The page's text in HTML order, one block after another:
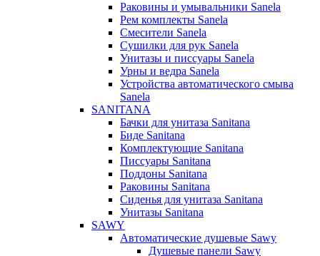
Раковины и умывальники Sanela
Рем комплекты Sanela
Смесители Sanela
Сушилки для рук Sanela
Унитазы и писсуары Sanela
Урны и ведра Sanela
Устройства автоматического смыва
Sanela
SANITANA
Бачки для унитаза Sanitana
Биде Sanitana
Комплектующие Sanitana
Писсуары Sanitana
Поддоны Sanitana
Раковины Sanitana
Сиденья для унитаза Sanitana
Унитазы Sanitana
SAWY
Автоматические душевые Sawy
Душевые панели Sawy